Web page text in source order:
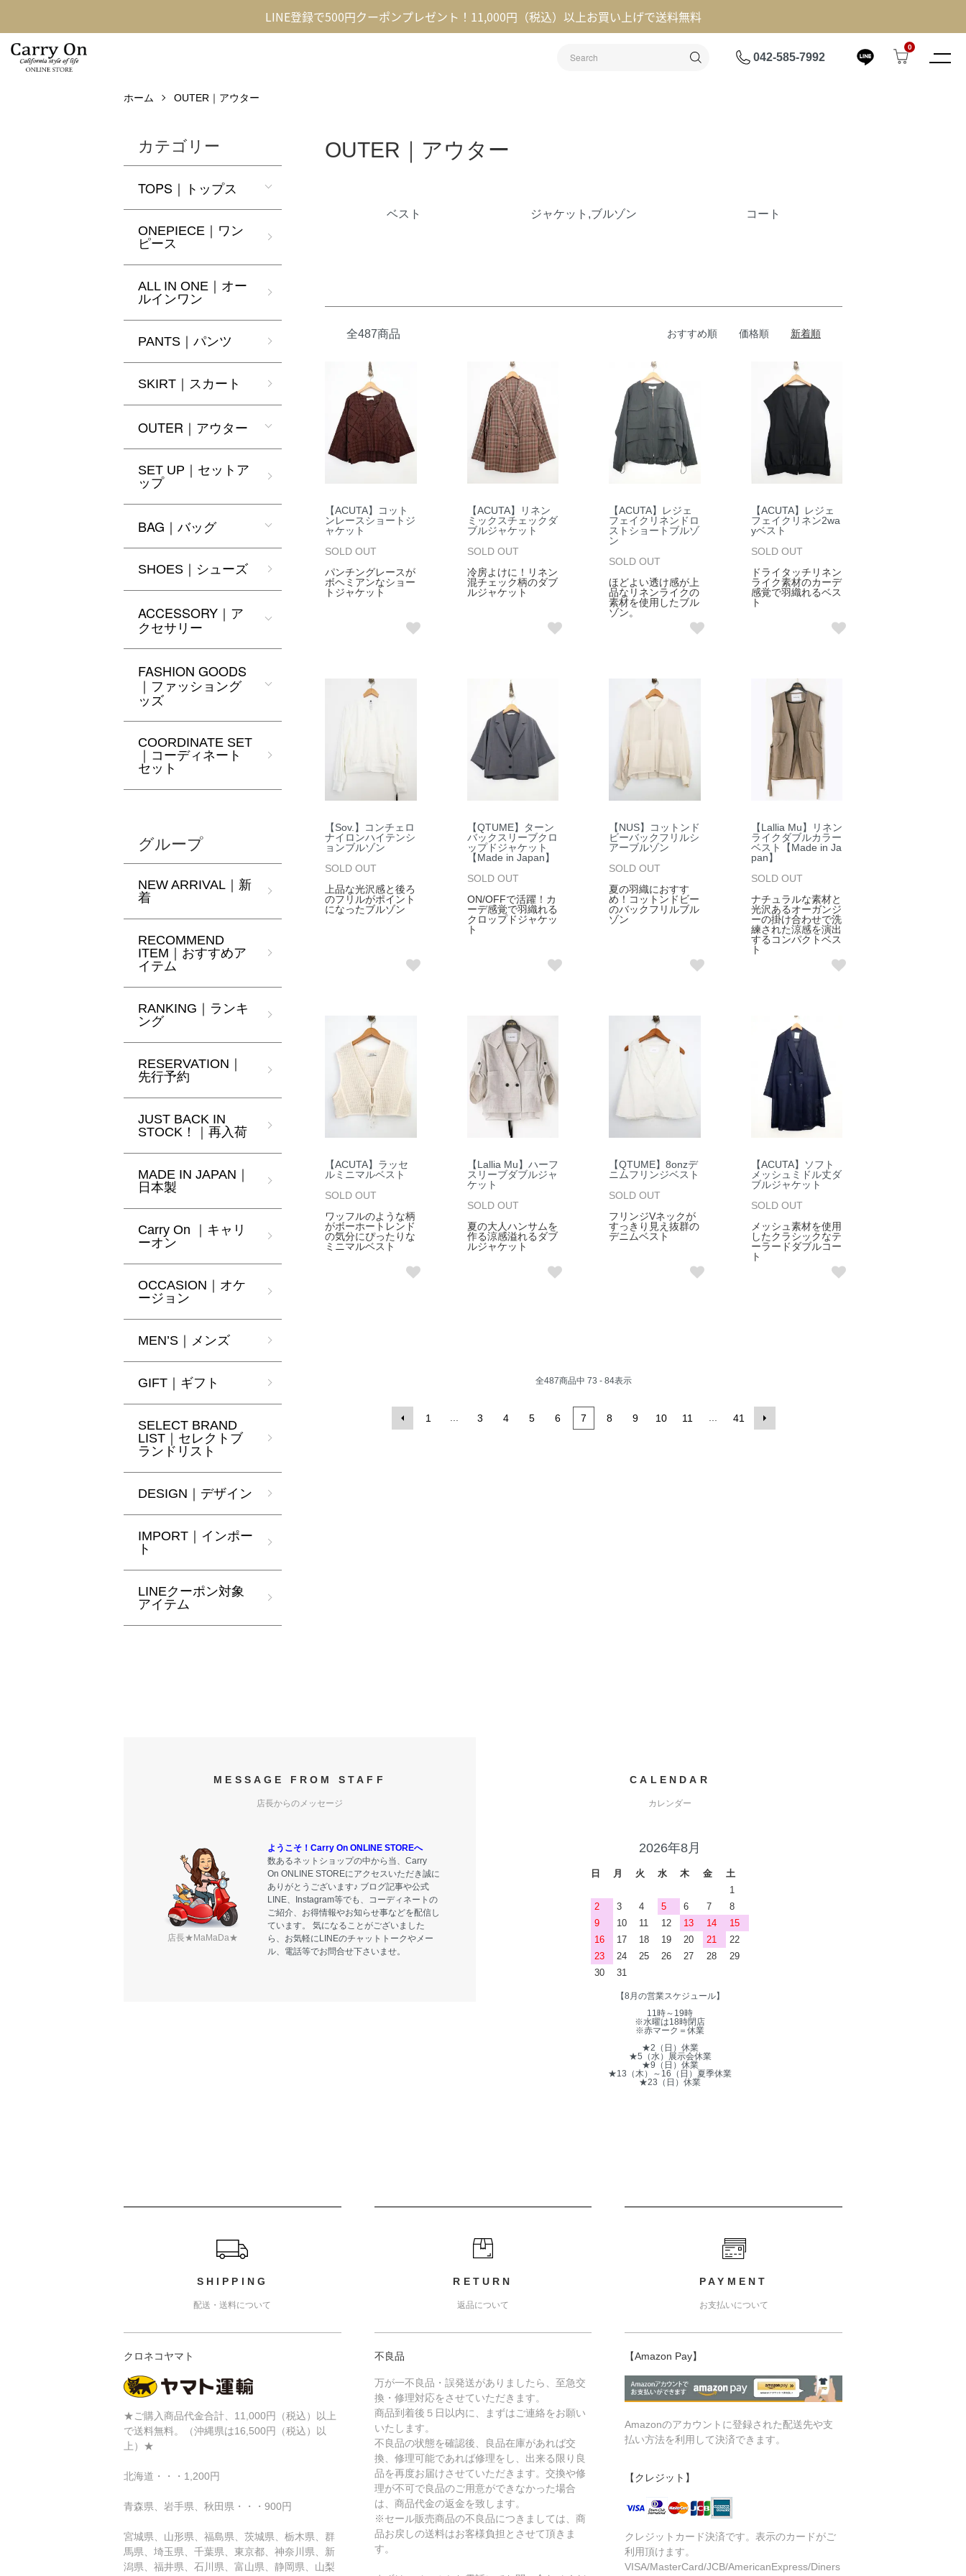
LINE登録で500円クーポンプレゼント！11,000円（税込）以上お買い上げで送料無料
042-585-7992
0
ホーム OUTER｜アウター
OUTER｜アウター
ベスト ジャケット,ブルゾン コート
全487商品 おすすめ順 価格順 新着順
【ACUTA】コット
ンレースショートジ
ャケット
SOLD OUT
パンチングレースが
ボヘミアンなショー
トジャケット
【ACUTA】リネン
ミックスチェックダ
ブルジャケット
SOLD OUT
冷房よけに！リネン
混チェック柄のダブ
ルジャケット
【ACUTA】レジェ
フェイクリネンドロ
ストショートブルゾ
ン
SOLD OUT
ほどよい透け感が上
品なリネンライクの
素材を使用したブル
ゾン。
【ACUTA】レジェ
フェイクリネン2wa
yベスト
SOLD OUT
ドライタッチリネン
ライク素材のカーデ
感覚で羽織れるベス
ト
【Sov.】コンチェロ
ナイロンハイテンシ
ョンブルゾン
SOLD OUT
上品な光沢感と後ろ
のフリルがポイント
になったブルゾン
【QTUME】ターン
バックスリーブクロ
ップドジャケット
【Made in Japan】
SOLD OUT
ON/OFFで活躍！カ
ーデ感覚で羽織れる
クロップドジャケッ
ト
【NUS】コットンド
ビーバックフリルシ
アーブルゾン
SOLD OUT
夏の羽織におすす
め！コットンドビー
のバックフリルブル
ゾン
【Lallia Mu】リネン
ライクダブルカラー
ベスト【Made in Ja
pan】
SOLD OUT
ナチュラルな素材と
光沢あるオーガンジ
ーの掛け合わせで洗
練された涼感を演出
するコンパクトベス
ト
【ACUTA】ラッセ
ルミニマルベスト
SOLD OUT
ワッフルのような柄
がボーホートレンド
の気分にぴったりな
ミニマルベスト
【Lallia Mu】ハーフ
スリーブダブルジャ
ケット
SOLD OUT
夏の大人ハンサムを
作る涼感溢れるダブ
ルジャケット
【QTUME】8onzデ
ニムフリンジベスト
SOLD OUT
フリンジVネックが
すっきり見え抜群の
デニムベスト
【ACUTA】ソフト
メッシュミドル丈ダ
ブルジャケット
SOLD OUT
メッシュ素材を使用
したクラシックなテ
ーラードダブルコー
ト
全487商品中 73 - 84表示
1 3 4 5 6 7 8 9 10 11 41
カテゴリー
TOPS｜トップス
ONEPIECE｜ワン
ピース
ALL IN ONE｜オー
ルインワン
PANTS｜パンツ
SKIRT｜スカート
OUTER｜アウター
SET UP｜セットア
ップ
BAG｜バッグ
SHOES｜シューズ
ACCESSORY｜ア
クセサリー
FASHION GOODS
｜ファッショング
ッズ
COORDINATE SET
｜コーディネート
セット
グループ
NEW ARRIVAL｜新
着
RECOMMEND
ITEM｜おすすめア
イテム
RANKING｜ランキ
ング
RESERVATION｜
先行予約
JUST BACK IN
STOCK！｜再入荷
MADE IN JAPAN｜
日本製
Carry On ｜キャリ
ーオン
OCCASION｜オケ
ージョン
MEN’S｜メンズ
GIFT｜ギフト
SELECT BRAND
LIST｜セレクトブ
ランドリスト
DESIGN｜デザイン
IMPORT｜インポー
ト
LINEクーポン対象
アイテム
MESSAGE FROM STAFF
店長からのメッセージ
店長★MaMaDa★
ようこそ！Carry On ONLINE STOREへ
数あるネットショップの中から当、Carry
On ONLINE STOREにアクセスいただき誠に
ありがとうございます♪ ブログ記事や公式
LINE、Instagram等でも、コーディネートの
ご紹介、お得情報やお知らせ事などを配信し
ています。 気になることがございました
ら、お気軽にLINEのチャットトークやメー
ル、電話等でお問合せ下さいませ。
CALENDAR
カレンダー
2026年8月
日 月 火 水 木 金
土
1
2
3 4 5 6 7
8
9
10 11 12 13 14
15
16
17 18 19 20 21
22
23
24 25 26 27 28
29
30
31
【8月の営業スケジュール】
11時～19時
※水曜は18時閉店
※赤マーク＝休業
★2（日）休業
★5（水）展示会休業
★9（日）休業
★13（木）～16（日）夏季休業
★23（日）休業
ショッピングガイド
SHIPPING
配送・送料について
クロネコヤマト
★ご購入商品代金合計、11,000円（税込）以上
で送料無料。（沖縄県は16,500円（税込）以
上）★
北海道・・・1,200円
青森県、岩手県、秋田県・・・900円
宮城県、山形県、福島県、茨城県、栃木県、群
馬県、埼玉県、千葉県、東京都、神奈川県、新
潟県、福井県、石川県、富山県、静岡県、山梨
RETURN
返品について
不良品
万が一不良品・誤発送がありましたら、至急交
換・修理対応をさせていただきます。
商品到着後５日以内に、まずはご連絡をお願い
いたします。
不良品の状態を確認後、良品在庫があれば交
換、修理可能であれば修理をし、出来る限り良
品を再度お届けさせていただきます。交換や修
理が不可で良品のご用意ができなかった場合
は、商品代金の返金を致します。
※セール販売商品の不良品につきましては、商
品お戻しの送料はお客様負担とさせて頂きま
す。
PAYMENT
お支払いについて
【Amazon Pay】
Amazonのアカウントに登録された配送先や支
払い方法を利用して決済できます。
【クレジット】
クレジットカード決済です。表示のカードがご
利用頂けます。
VISA/MasterCard/JCB/AmericanExpress/Diners